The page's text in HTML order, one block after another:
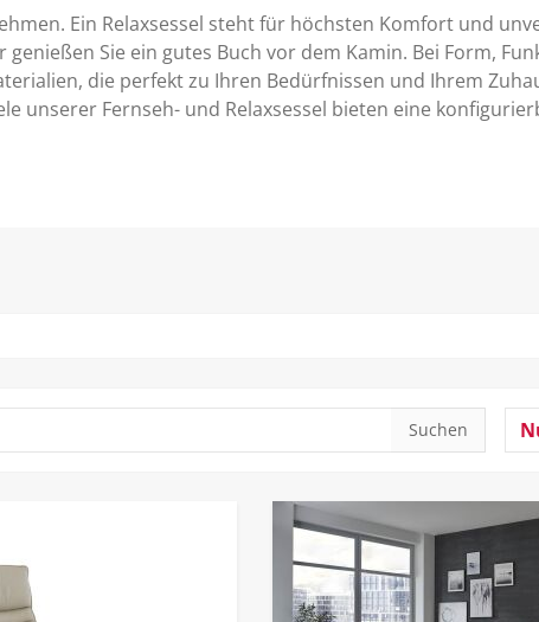
Ein Relaxsessel steht für höchsten Komfort und
Sie ein gutes Buch vor dem Kamin. Bei Form,
die perfekt zu Ihren Bedürfnissen und Ihrem
unserer Fernseh- und Relaxsessel bieten eine
Suchen